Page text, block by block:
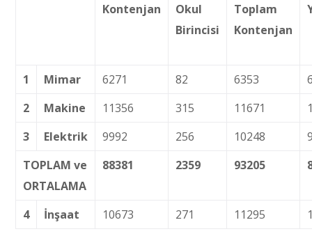
Kontenjan
Okul
Birincisi
Toplam
Kontenjan
1 Mimar 6271 82 6353
2
Makine 11356 315 11671
3
Elektrik 9992 256 10248
TOPLAM ve
ORTALAMA
88381 2359 93205
4 İnşaat 10673 271 11295